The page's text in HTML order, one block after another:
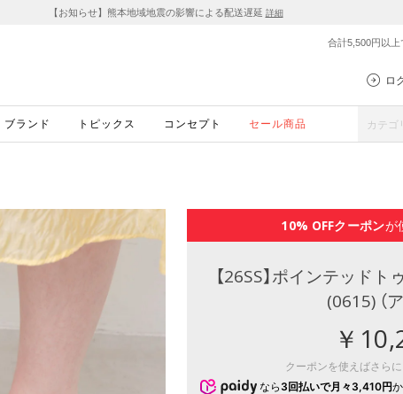
【お知らせ】熊本地域地震の影響による配送遅延 詳細
合計5,500円以上
ロ
ブランド トピックス コンセプト セール商品
10% OFFクーポンが
【26SS】ポインテッド
(0615) （
￥
クーポンを使えばさら
なら 3回払いで月々3,410円